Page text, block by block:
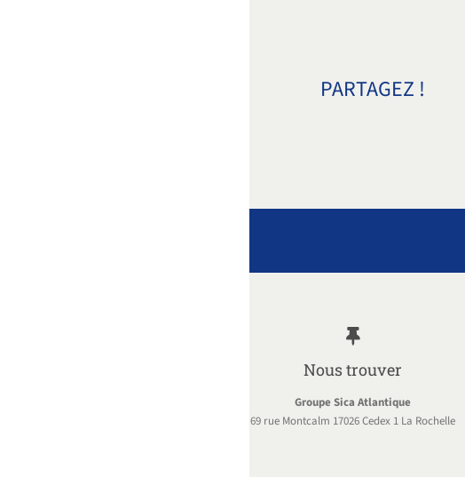
PARTAGEZ !
Nous trouver
Groupe Sica Atlantique
69 rue Montcalm 17026 Cedex 1 La Rochelle